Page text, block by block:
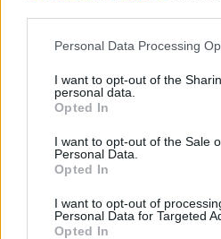
Please note that this website/app
not limited to your visit or usage
grant or deny consent to Google
use your data for below specified
consent section.
Personal Data Processing
I want to opt-out of the
personal data.
Opted In
I want to opt-out of the Sale
Personal Data.
Opted In
I want to opt-out of
Personal Data for Targeted
Opted In
Orbán Viktor